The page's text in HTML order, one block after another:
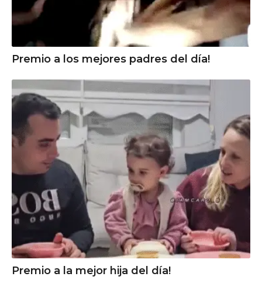
Premio a los mejores padres del día!
Premio a la mejor hija del día!